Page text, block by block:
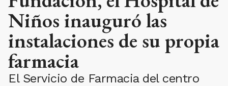
Niños inauguró las
instalaciones de su propia
farmacia
El Servicio de Farmacia del centro